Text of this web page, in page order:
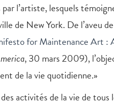
l’artiste, lesquels
de New York. De l’aveu
for Maintenance Art :
, 30 mars 2009),
de la vie quotidienne.»
activités de la vie de tous